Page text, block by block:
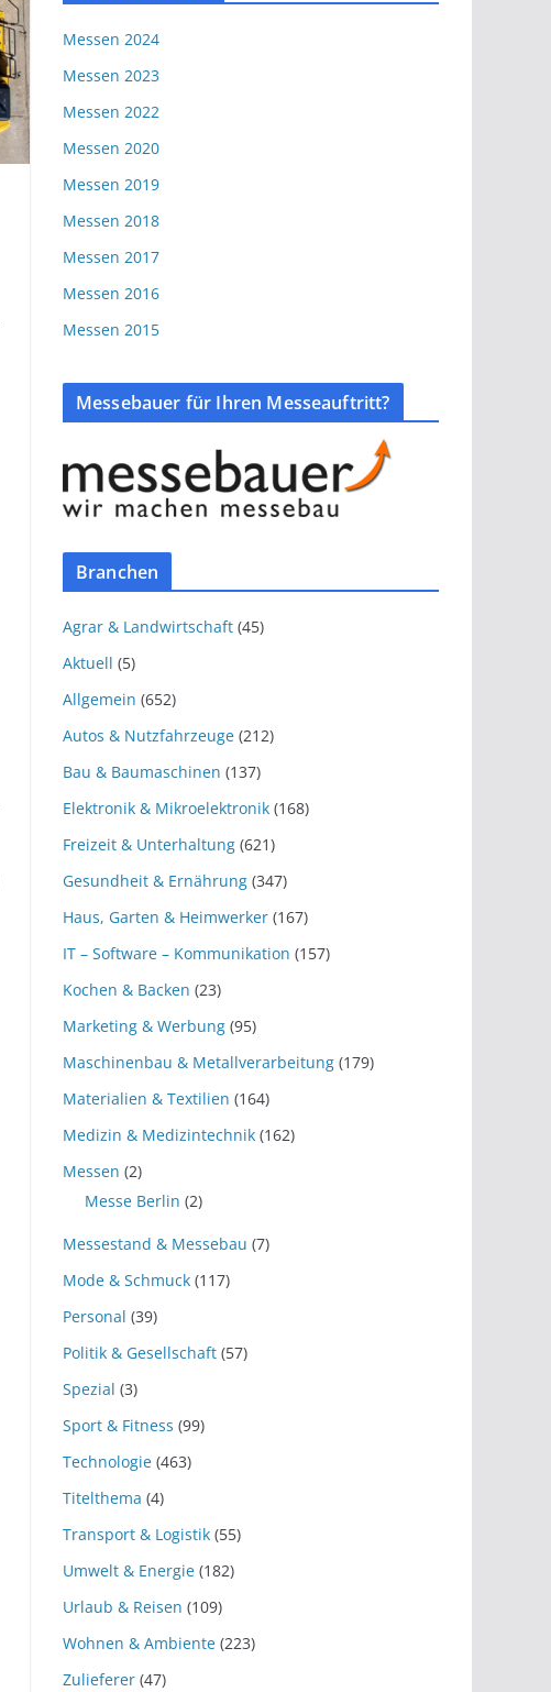
Messen 2024
Messen 2023
Messen 2022
Messen 2020
Messen 2019
Messen 2018
Messen 2017
Messen 2016
Messen 2015
Messebauer für Ihren Messeauftritt?
Branchen
Agrar & Landwirtschaft (45)
Aktuell (5)
Allgemein (652)
Autos & Nutzfahrzeuge (212)
Bau & Baumaschinen (137)
Elektronik & Mikroelektronik (168)
Freizeit & Unterhaltung (621)
Gesundheit & Ernährung (347)
Haus, Garten & Heimwerker (167)
IT – Software – Kommunikation (157)
Kochen & Backen (23)
Marketing & Werbung (95)
Maschinenbau & Metallverarbeitung (179)
Materialien & Textilien (164)
Medizin & Medizintechnik (162)
Messen (2)
Messe Berlin (2)
Messestand & Messebau (7)
Mode & Schmuck (117)
Personal (39)
Politik & Gesellschaft (57)
Spezial (3)
Sport & Fitness (99)
Technologie (463)
Titelthema (4)
Transport & Logistik (55)
Umwelt & Energie (182)
Urlaub & Reisen (109)
Wohnen & Ambiente (223)
Zulieferer (47)